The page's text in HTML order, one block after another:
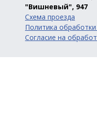
"Вишневый", 947
Схема проезда
Политика
Согласие на